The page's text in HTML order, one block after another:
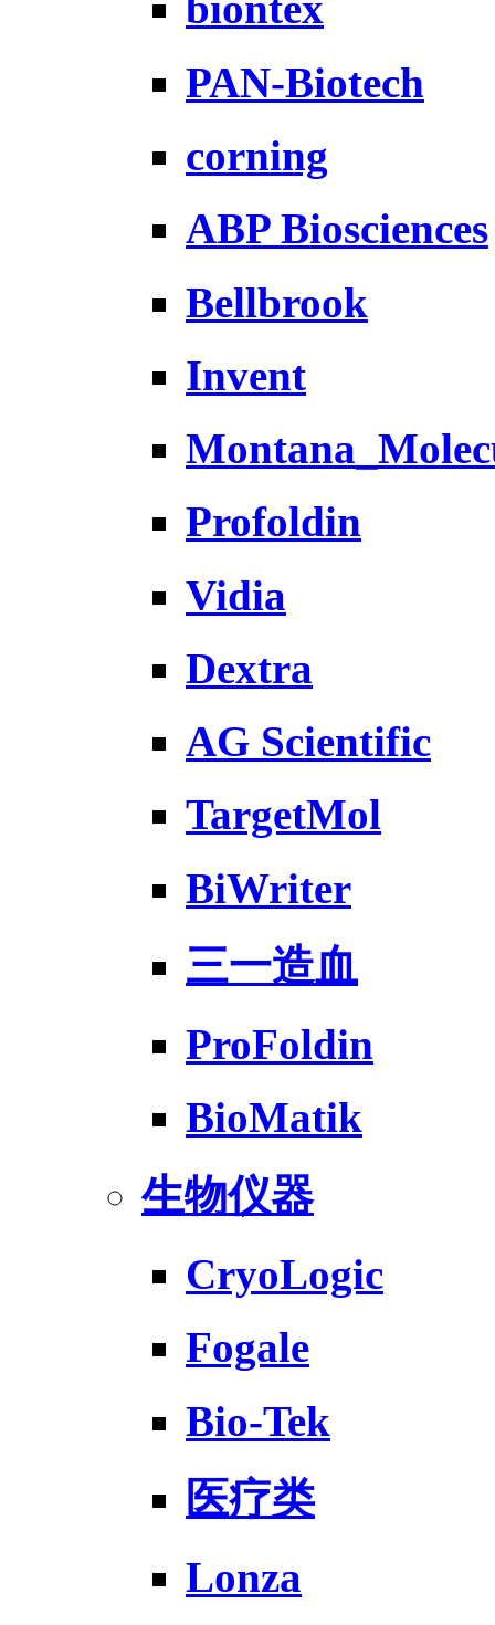
PAN-Biotech
corning
ABP Biosciences
Bellbrook
Invent
Profoldin
Vidia
Dextra
AG Scientific
TargetMol
BiWriter
三一造血
ProFoldin
BioMatik
生物仪器
CryoLogic
Fogale
Bio-Tek
医疗类
Lonza